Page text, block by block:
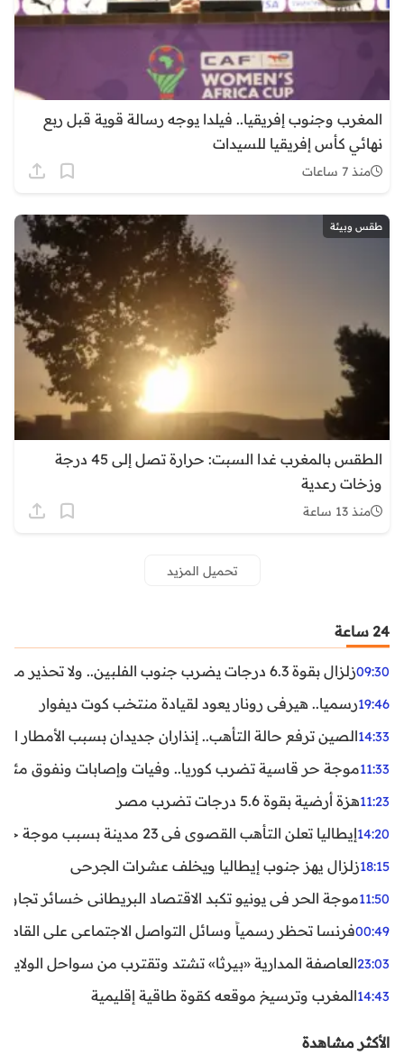
المغرب وجنوب إفريقيا.. فيلدا يوجه رسالة قوية قبل ربع
نهائي كأس إفريقيا للسيدات
منذ 7 ساعات
طقس وبيئة
الطقس بالمغرب غدا السبت: حرارة تصل إلى 45 درجة
وزخات رعدية
منذ 13 ساعة
تحميل المزيد
24 ساعة
09:30زلزال بقوة 6.3 درجات يضرب جنوب الفلبين.. ولا تحذير من تسونامي حتى الآن
19:46رسميا.. هيرفي رونار يعود لقيادة منتخب كوت ديفوار
14:33الصين ترفع حالة التأهب.. إنذاران جديدان بسبب الأمطار
11:33موجة حر قاسية تضرب كوريا.. وفيات وإصابات ونفوق مئات
11:23هزة أرضية بقوة 5.6 درجات تضرب مصر
14:20إيطاليا تعلن التأهب القصوى في 23 مدينة بسبب موجة حر شديدة
18:15زلزال يهز جنوب إيطاليا ويخلف عشرات الجرحى
11:50موجة الحر في يونيو تكبد الاقتصاد البريطاني خسائر تجاوزت 1.5 مليار
00:49فرنسا تحظر رسمياً وسائل التواصل الاجتماعي على القاصرين
23:03العاصفة المدارية «بيرثا» تشتد وتقترب من سواحل
14:43المغرب وترسيخ موقعه كقوة طاقية إقليمية
الأكثر مشاهدة